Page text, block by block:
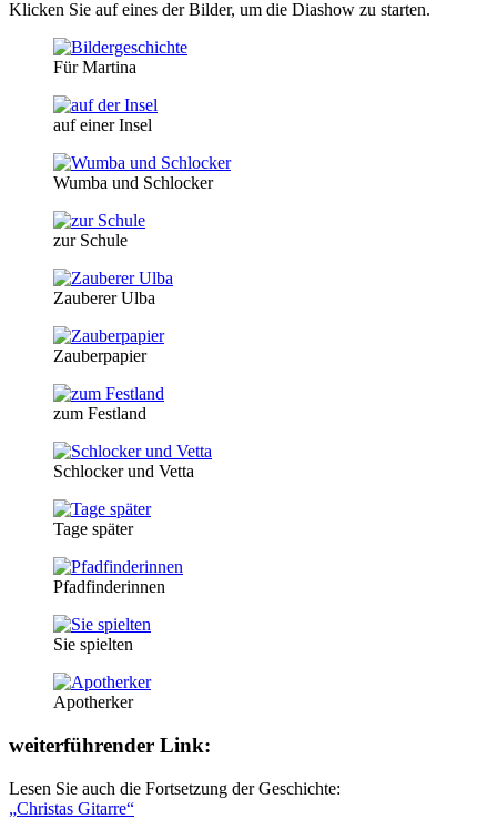
Klicken Sie auf eines der Bilder, um die Diashow zu starten.
Für Martina
auf einer Insel
Wumba und Schlocker
zur Schule
Zauberer Ulba
Zauberpapier
zum Festland
Schlocker und Vetta
Tage später
Pfadfinderinnen
Sie spielten
Apotherker
weiterführender Link:
Lesen Sie auch die Fortsetzung der Geschichte:
Christas Gitarre